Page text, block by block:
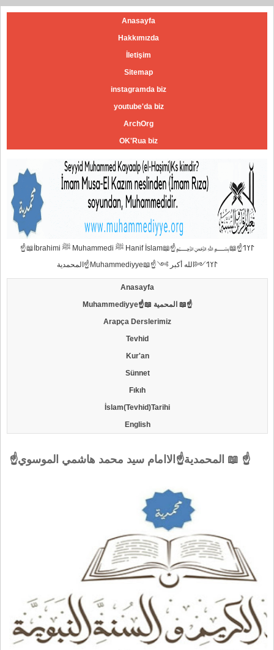
Anasayfa
Hakkımızda
İletişim
Sitemap
instagramda biz
youtube'da biz
ArchOrg
OK'Rua biz
☝📖İbrahimi ﷺ Muhammedi ﷺ Hanif İslam📖☝﷽𐰃𐰠𐰯☝📖
المحمدية☝Muhammediyye📖☝𐰃𐰠𐰯༺الله أكبر ༻
Anasayfa
Muhammediyye☝📖 المحمية 📖☝
Arapça Derslerimiz
Tevhid
Kur'an
Sünnet
Fıkıh
İslam(Tevhid)Tarihi
English
☝المحمدية☝الاامام سيد محمد هاشمي الموسوي 📖 ☝